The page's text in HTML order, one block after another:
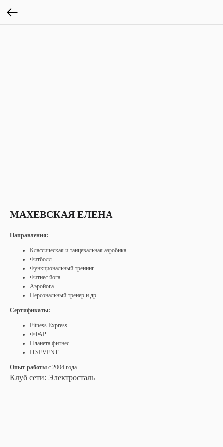
МАХЕВСКАЯ ЕЛЕНА
Направления:
Классическая и танцевальная аэробика
Фитболл
Функциональный тренинг
Фитнес йога
Аэройога
Персональный тренер и др.
Сертификаты:
Fitness Express
ФФАР
Планета фитнес
ITSEVENT
Опыт работы с 2004 года
Клуб сети: Электросталь